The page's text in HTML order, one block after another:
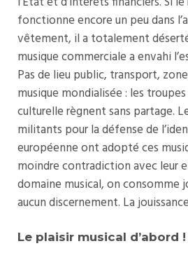
fonctionne encore un peu dans
vêtement, il a totalement
musique commerciale a envahi
Pas de lieu public, transport,
musique mondialisée : les
culturelle règnent sans partage.
militants pour la défense de
européenne ont adopté ces
moindre contradiction avec leur
domaine musical, on consomme
aucun discernement. La
Le plaisir musical d’abord !